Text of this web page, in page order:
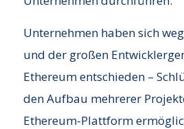
Unternehmen haben sich
und der großen
Ethereum entschieden –
den Aufbau mehrerer
Ethereum-Plattform